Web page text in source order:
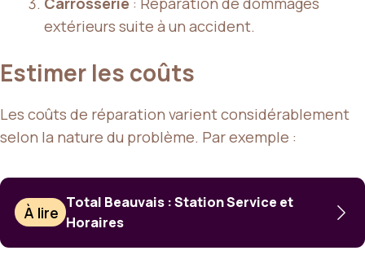
extérieurs suite à un accident.
Estimer les coûts
Les coûts de réparation varient considérablement
selon la nature du problème. Par exemple :
À lire
Total Beauvais : Station Service et
Horaires